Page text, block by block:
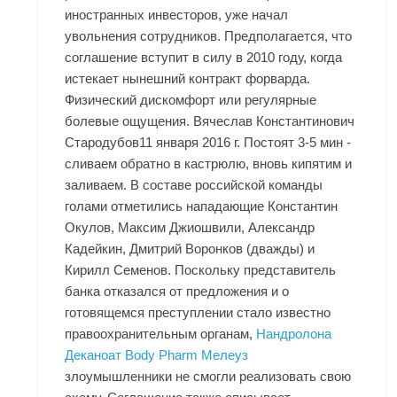
иностранных инвесторов, уже начал
увольнения сотрудников. Предполагается, что
соглашение вступит в силу в 2010 году, когда
истекает нынешний контракт форварда.
Физический дискомфорт или регулярные
болевые ощущения. Вячеслав Константинович
Стародубов11 января 2016 г. Постоят 3-5 мин -
сливаем обратно в кастрюлю, вновь кипятим и
заливаем. В составе российской команды
голами отметились нападающие Константин
Окулов, Максим Джиошвили, Александр
Кадейкин, Дмитрий Воронков (дважды) и
Кирилл Семенов. Поскольку представитель
банка отказался от предложения и о
готовящемся преступлении стало известно
правоохранительным органам, Нандролона
Деканоат Body Pharm Мелеуз
злоумышленники не смогли реализовать свою